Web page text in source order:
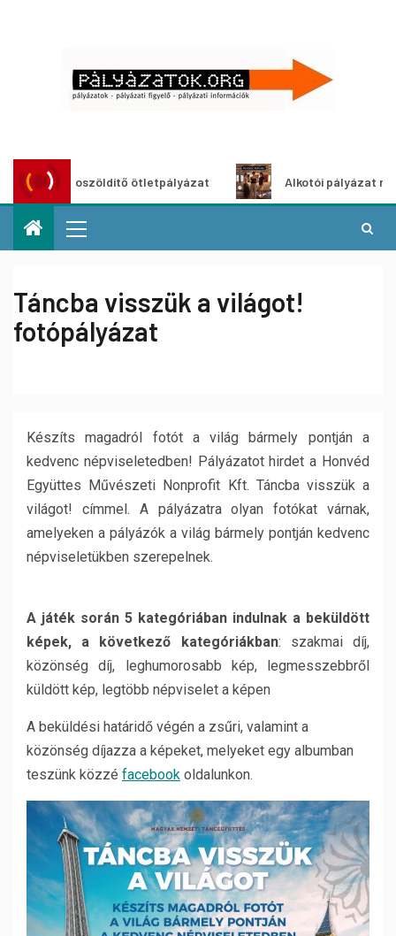
Városzöldítő ötletpályázat Alkotói pályázat
Táncba visszük a világot!
fotópályázat
Készíts magadról fotót a világ bármely pontján a
kedvenc népviseletedben! Pályázatot hirdet a Honvéd
Együttes Művészeti Nonprofit Kft. Táncba visszük a
világot! címmel. A pályázatra olyan fotókat várnak,
amelyeken a pályázók a világ bármely pontján kedvenc
népviseletükben szerepelnek.
A játék során 5 kategóriában indulnak a beküldött
képek, a következő kategóriákban: szakmai díj,
közönség díj, leghumorosabb kép, legmesszebbről
küldött kép, legtöbb népviselet a képen
A beküldési határidő végén a zsűri, valamint a
közönség díjazza a képeket, melyeket egy albumban
teszünk közzé facebook oldalunkon.